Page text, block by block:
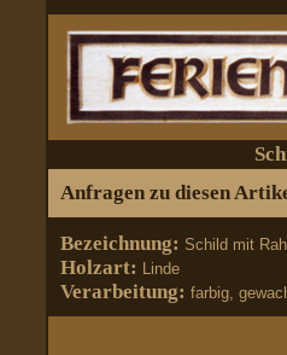
Anfragen zu diesen
Bezeichnung: Schild mit
Holzart: Linde
Verarbeitung: farbig,